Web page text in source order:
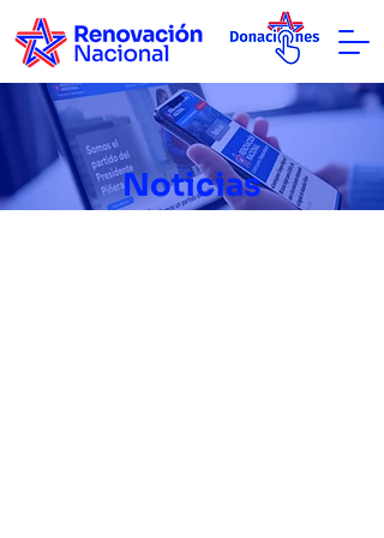
Noticias